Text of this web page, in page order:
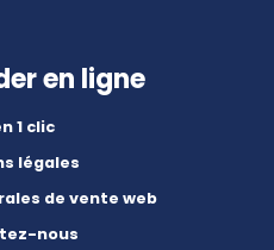
en ligne
1 clic
légales
de vente web
nous